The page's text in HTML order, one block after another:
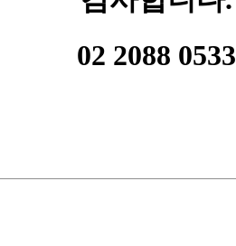
02 2088 0533